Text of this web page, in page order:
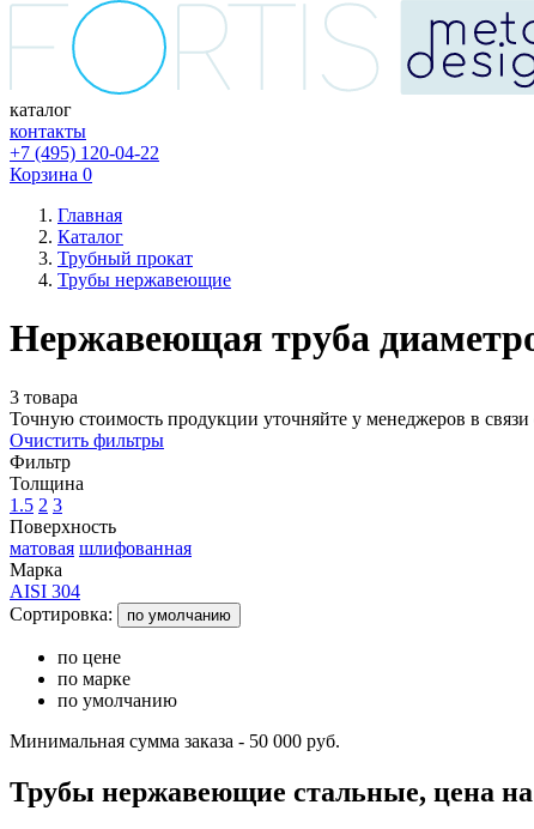
каталог
контакты
+7 (495) 120-04-22
Корзина 0
Главная
Каталог
Трубный прокат
Трубы нержавеющие
Нержавеющая труба
3 товара
Точную стоимость продукции уточняйте у менеджеров в
Очистить фильтры
Фильтр
Толщина
1.5 2 3
Поверхность
матовая шлифованная
Марка
AISI 304
Сортировка:
по умолчанию
по цене
по марке
по умолчанию
Минимальная сумма заказа - 50 000 руб.
Трубы нержавеющие стальные, цена на